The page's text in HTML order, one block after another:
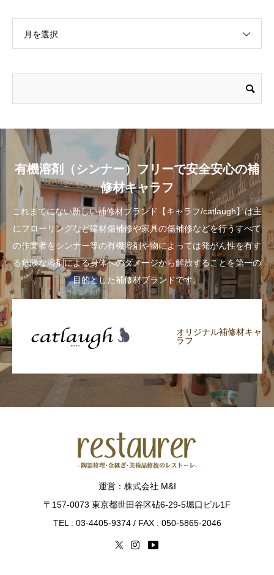
月を選択
有機溶剤（シンナー）フリーで安全安心の補
修材キャラフ
これまでにない新しい補修材ブランド【キャラフ/catlaugh】は主
にフローリングなど建材傷補修や家具の傷補修などを行うすべて
の作業者をシンナー等の有機溶剤や物によっては発がん性を有す
る危険な溶剤による身体へのダメージから解放することを第一の
目的とした補修材ブランドです。
オリジナル補修材キャ
ラフ
運営：株式会社 M&I
〒157-0073 東京都世田谷区砧6-29-5堀口ビル1F
TEL : 03-4405-9374 / FAX : 050-5865-2046